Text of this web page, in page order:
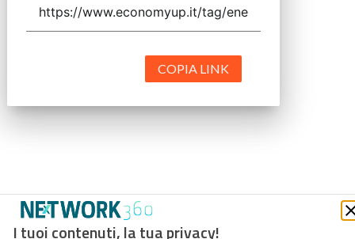
I tuoi contenuti, la tua privacy!
COPIA LINK